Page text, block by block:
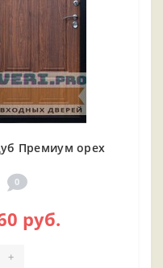
Премиум орех
0
руб.
+